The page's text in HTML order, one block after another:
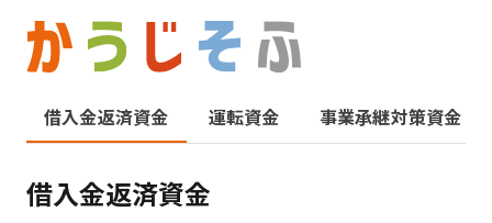
借入金返済資金 運転資金 事業承継対策資金
借入金返済資金